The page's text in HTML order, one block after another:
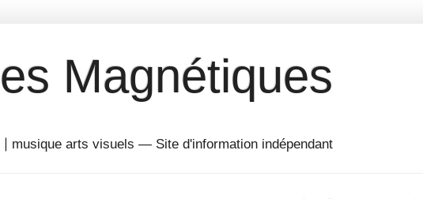
Magnétiques
⎥ musique arts visuels — Site d'information indépendant